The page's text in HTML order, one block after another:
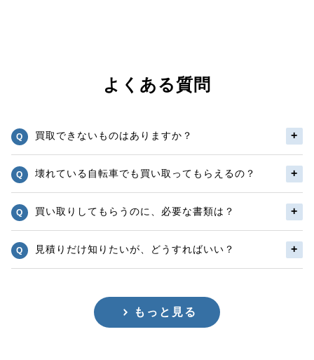
よくある質問
買取できないものはありますか？
壊れている自転車でも買い取ってもらえるの？
買い取りしてもらうのに、必要な書類は？
見積りだけ知りたいが、どうすればいい？
もっと見る